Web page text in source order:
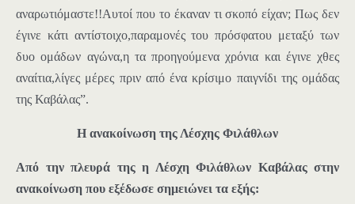
αναρωτιόμαστε!!Αυτοί που το έκαναν τι σκοπό είχαν; Πως δεν
έγινε κάτι αντίστοιχο,παραμονές του πρόσφατου μεταξύ των
δυο ομάδων αγώνα,η τα προηγούμενα χρόνια και έγινε χθες
αναίτια,λίγες μέρες πριν από ένα κρίσιμο παιγνίδι της ομάδας
της Καβάλας”.
Η ανακοίνωση της Λέσχης Φιλάθλων
Από την πλευρά της η Λέσχη Φιλάθλων Καβάλας στην
ανακοίνωση που εξέδωσε σημειώνει τα εξής: